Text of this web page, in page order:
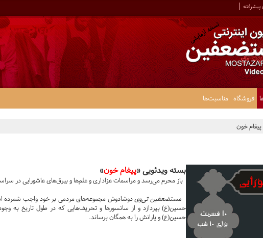
فروشگاه مناسبت‌ها
پیغام خون
بسته ویدئویی «پیغام خون»
باز محرم می‌رسد و مراسمات عزاداری و علم‌ها و بیرق‌های عاشورایی در
مستضعفین تی‌ویدوشادوش مجموعه‌های مردمی بر خود واجب شمرده
حسین(ع) بپردازد و از سانسورها و تحریف‌هایی که در طول تاریخ به
حسین(ع) و یارانش را به همگان برساند.